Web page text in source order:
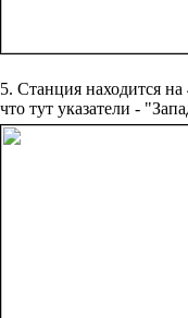
5. Станция находится
что тут указатели -